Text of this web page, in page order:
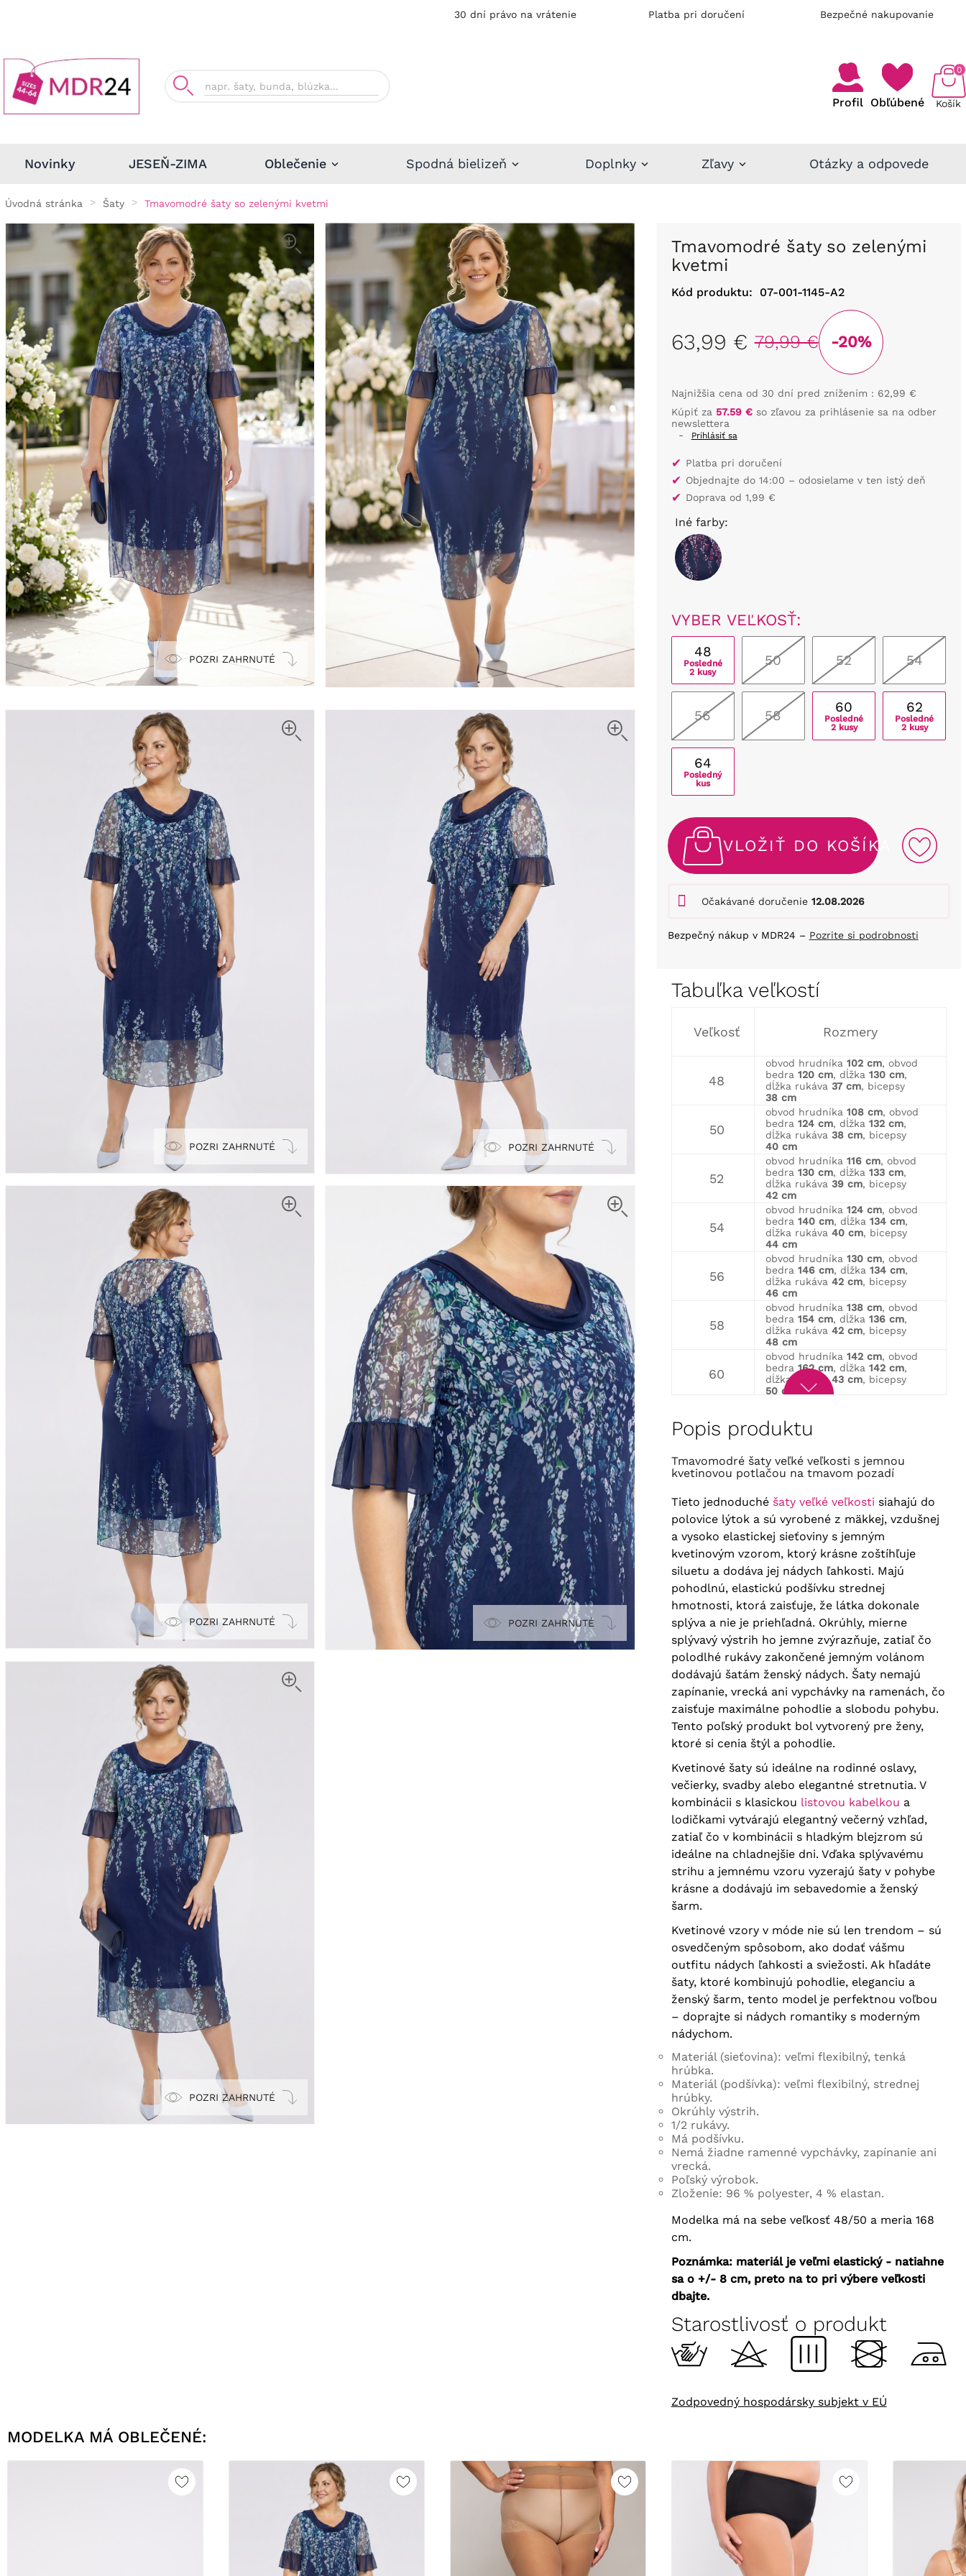
30 dní právo na vrátenie Platba pri doručení Bezpečné nakupovanie
Profil Obľúbené Košík
0
Novinky JESEŇ-ZIMA Oblečenie Spodná bielizeň Doplnky Zľavy Otázky a odpovede
Úvodná stránka Šaty Tmavomodré šaty so zelenými kvetmi
POZRI ZAHRNUTÉ
POZRI ZAHRNUTÉ POZRI ZAHRNUTÉ
POZRI ZAHRNUTÉ POZRI ZAHRNUTÉ
POZRI ZAHRNUTÉ
Tmavomodré šaty so zelenými
kvetmi
Kód produktu: 07-001-1145-A2
63,99 € 79,99 € -20%
Najnižšia cena od 30 dní pred znížením : 62,99 €
Kúpiť za 57.59 €so zľavou za prihlásenie sa na odber
newslettera
-
Prihlásiť sa
✔ Platba pri doručení
✔ Objednajte do 14:00 – odosielame v ten istý deň
✔ Doprava od 1,99 €
Iné farby:
VYBER VEĽKOSŤ:
48
Posledné
2 kusy
50 52 54
56 58
60
Posledné
2 kusy
62
Posledné
2 kusy
64
Posledný
kus
VLOŽIŤ DO KOŠÍKA
Očakávané doručenie 12.08.2026
Bezpečný nákup v MDR24 – Pozrite si podrobnosti
Tabuľka veľkostí
Veľkosť Rozmery
48
obvod hrudníka 102 cm, obvod
bedra 120 cm, dĺžka 130 cm,
dĺžka rukáva 37 cm, bicepsy
38 cm
50
obvod hrudníka 108 cm, obvod
bedra 124 cm, dĺžka 132 cm,
dĺžka rukáva 38 cm, bicepsy
40 cm
52
obvod hrudníka 116 cm, obvod
bedra 130 cm, dĺžka 133 cm,
dĺžka rukáva 39 cm, bicepsy
42 cm
54
obvod hrudníka 124 cm, obvod
bedra 140 cm, dĺžka 134 cm,
dĺžka rukáva 40 cm, bicepsy
44 cm
56
obvod hrudníka 130 cm, obvod
bedra 146 cm, dĺžka 134 cm,
dĺžka rukáva 42 cm, bicepsy
46 cm
58
obvod hrudníka 138 cm, obvod
bedra 154 cm, dĺžka 136 cm,
dĺžka rukáva 42 cm, bicepsy
48 cm
60
obvod hrudníka 142 cm, obvod
bedra 162 cm, dĺžka 142 cm,
dĺžka rukáva 43 cm, bicepsy
50 cm
62
dĺžka rukáva
52 cm
64
obvod hrudníka 156 cm
bedra 174 cm, dĺžka 145 cm,
dĺžka rukáva 45 cm, bicepsy
Popis produktu
Tmavomodré šaty veľké veľkosti s jemnou
kvetinovou potlačou na tmavom pozadí
Tieto jednoduché šaty veľké veľkosti siahajú do
polovice lýtok a sú vyrobené z mäkkej, vzdušnej
a vysoko elastickej sieťoviny s jemným
kvetinovým vzorom, ktorý krásne zoštíhľuje
siluetu a dodáva jej nádych ľahkosti. Majú
pohodlnú, elastickú podšívku strednej
hmotnosti, ktorá zaisťuje, že látka dokonale
splýva a nie je priehľadná. Okrúhly, mierne
splývavý výstrih ho jemne zvýrazňuje, zatiaľ čo
polodlhé rukávy zakončené jemným volánom
dodávajú šatám ženský nádych. Šaty nemajú
zapínanie, vrecká ani vypchávky na ramenách, čo
zaisťuje maximálne pohodlie a slobodu pohybu.
Tento poľský produkt bol vytvorený pre ženy,
ktoré si cenia štýl a pohodlie.
Kvetinové šaty sú ideálne na rodinné oslavy,
večierky, svadby alebo elegantné stretnutia. V
kombinácii s klasickou listovou kabelkou a
lodičkami vytvárajú elegantný večerný vzhľad,
zatiaľ čo v kombinácii s hladkým blejzrom sú
ideálne na chladnejšie dni. Vďaka splývavému
strihu a jemnému vzoru vyzerajú šaty v pohybe
krásne a dodávajú im sebavedomie a ženský
šarm.
Kvetinové vzory v móde nie sú len trendom – sú
osvedčeným spôsobom, ako dodať vášmu
outfitu nádych ľahkosti a sviežosti. Ak hľadáte
šaty, ktoré kombinujú pohodlie, eleganciu a
ženský šarm, tento model je perfektnou voľbou
– doprajte si nádych romantiky s moderným
nádychom.
Materiál (sieťovina): veľmi flexibilný, tenká
hrúbka.
Materiál (podšívka): veľmi flexibilný, strednej
hrúbky.
Okrúhly výstrih.
1/2 rukávy.
Má podšívku.
Nemá žiadne ramenné vypchávky, zapínanie ani
vrecká.
Poľský výrobok.
Zloženie: 96 % polyester, 4 % elastan.
Modelka má na sebe veľkosť 48/50 a meria 168
cm.
Poznámka: materiál je veľmi elastický - natiahne
sa o +/- 8 cm, preto na to pri výbere veľkosti
dbajte.
Starostlivosť o produkt
Zodpovedný hospodársky subjekt v EÚ
MODELKA MÁ OBLEČENÉ: